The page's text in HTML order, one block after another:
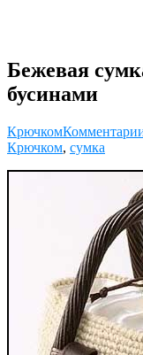
Бежевая
бусинами
Крючком
Крючком, сумка